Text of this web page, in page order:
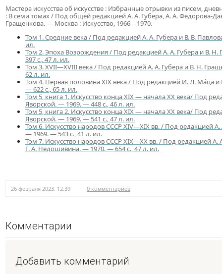
Мастера искусства об искусстве : Избранные отрывки из писем,
: В семи томах / Под общей редакцией А. А. Губера, А. А. Федорова-
Гращенкова. — Москва : Искусство, 1966—1970.
Том 1. Средние века / Под редакцией А. А. Губера и В. В.
ил.
Том 2. Эпоха Возрождения / Под редакцией А. А. Губера и В.
397 с., 47 л. ил.
Том 3. XVII—XVIII века / Под редакцией А. А. Губера и В. Н.
62 л. ил.
Том 4. Первая половина XIX века / Под редакцией И. Л. Ма́ца и
— 622 с., 65 л. ил.
Том 5, книга 1. Искусство конца XIX — начала XX века/ Под
Яворской. — 1969. — 448 с., 46 л. ил.
Том 5, книга 2. Искусство конца XIX — начала XX века/ Под
Яворской. — 1969. — 541 с., 47 л. ил.
Том 6. Искусство народов СССР XIV—XIX вв. / Под редакцией
— 1969. — 543 с., 41 л. ил.
Том 7. Искусство народов СССР XIX—XX вв. / Под редакцией
Г. А. Недошивина. — 1970. — 654 с., 47 л. ил.
26 февраля 2023, 12:39 0 комментариев
Комментарии
Добавить комментарий